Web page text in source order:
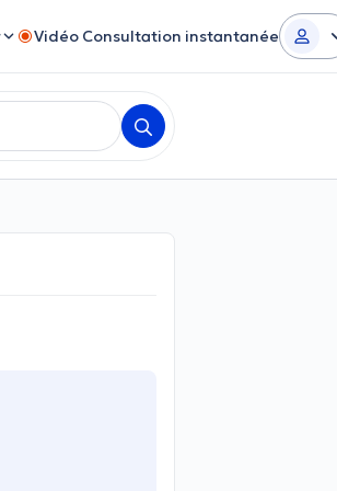
Vidéo Consultation instantanée